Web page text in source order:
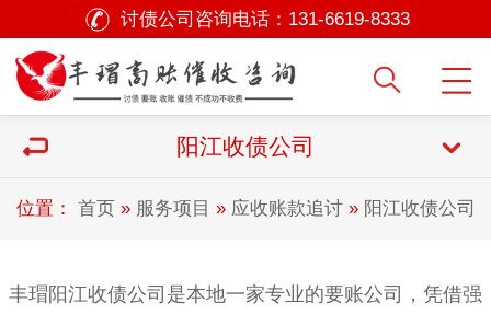
讨债公司咨询电话： 131-6619-8333
阳江收债公司
位置： 首页» 服务项目 » 应收账款追讨» 阳江收债公司
丰瑁阳江收债公司是本地一家专业的要账公司，凭借强